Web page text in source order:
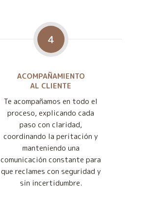
4
ACOMPAÑAMIENTO
AL CLIENTE
Te acompañamos en todo el
proceso, explicando cada
paso con claridad,
coordinando la peritación y
manteniendo una
comunicación constante para
que reclames con seguridad y
sin incertidumbre.